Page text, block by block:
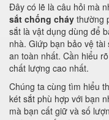
Đây có lẽ là câu hỏi mà
sắt chống cháy thường
sắt là vật dụng dùng để
nhà. Giứp bạn bảo vệ
an toàn nhất. Cần hiểu
chất lượng cao nhất.
Chúng ta cùng tìm hiểu
két sắt phù hợp với bạn
mà bạn cất giữ và số